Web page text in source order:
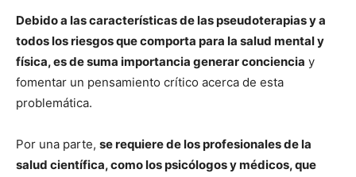
Debido a las características de las pseudoterapias y a
todos los riesgos que comporta para la salud mental y
física, es de suma importancia generar conciencia y
fomentar un pensamiento crítico acerca de esta
problemática.
Por una parte, se requiere de los profesionales de la
salud científica, como los psicólogos y médicos, que